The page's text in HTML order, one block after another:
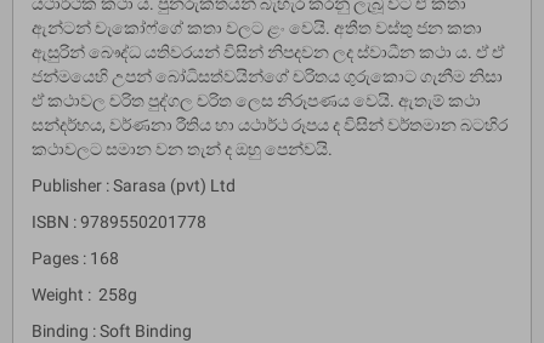
ඇන්ටන් චැකෝෆ්ගේ කතා වලට ළං වෙයි. අතීත වස්තු ජන කතා
ඇසුරින් බෞද්ධ යතිවරයන් විසින් නිපදවන ලද ස්වාධීන කථා ය. ඒ ඒ
ජන්මයෙහි උපන් බෝධිසත්වයින්ගේ චරිතය ගුරුකොට ගැනීම නිසා
ඒ කථාවල චරිත පුද්ගල චරිත ලෙස නිරූපණය වෙයි. ඇතැම් කථා
සන්දර්භය, වර්ණනා රීතිය හා යථාර්ථ රූපය ද විසින් වර්තමාන බටහිර
කථාවලට සමාන වන තැන් ද ඔහු පෙන්වයි.
Publisher : Sarasa (pvt) Ltd
ISBN : 9789550201778
Pages : 168
Weight : 258g
Binding : Soft Binding